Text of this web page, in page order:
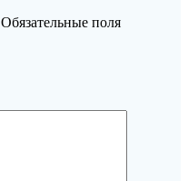
Обязательные поля